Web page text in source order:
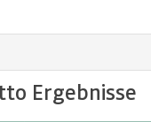
Ergebnisse